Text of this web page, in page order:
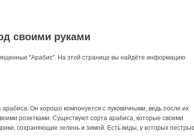
своими руками
"Арабис". На этой странице вы найдёте информацию
арабиса. Он хорошо компонуется с луковичными, ведь после их
розетками. Существуют сорта арабиса, которые своими
сохраняющие зелень и зимой. Есть виды, у которых